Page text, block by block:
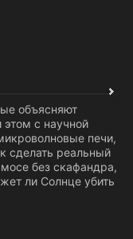
объясняют
с научной
печи,
сделать реальный
без скафандра,
ли Солнце убить